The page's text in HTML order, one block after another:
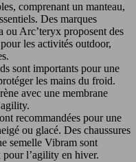
comprenant un manteau,
Des marques
ou Arc’teryx proposent des
les activités outdoor,
sont importants pour une
les mains du froid.
avec une membrane
recommandées pour une
ou glacé. Des chaussures
semelle Vibram sont
l’agility en hiver.